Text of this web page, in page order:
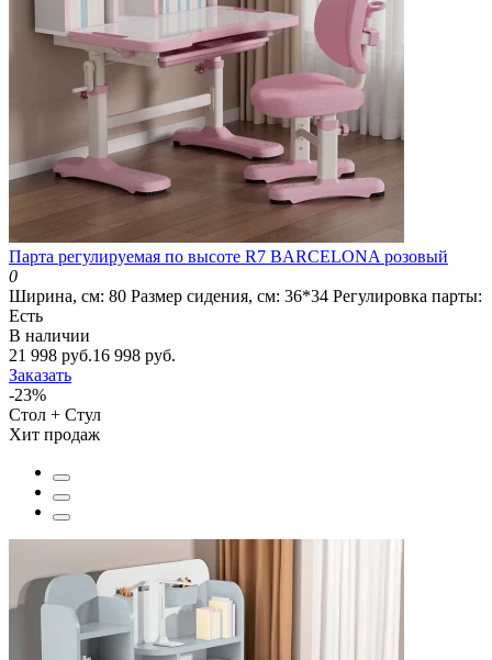
Парта регулируемая по высоте R7 BARCELONA розовый
0
Ширина, см: 80 Размер сидения, см: 36*34 Регулировка парты:
Есть
В наличии
21 998 руб.16 998 руб.
Заказать
-23%
Стол + Стул
Хит продаж